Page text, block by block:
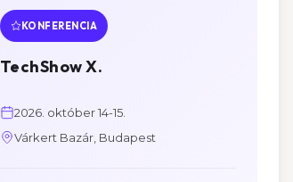
KONFERENCIA
TechShow X.
2026. október 14-15.
Várkert Bazár, Budapest